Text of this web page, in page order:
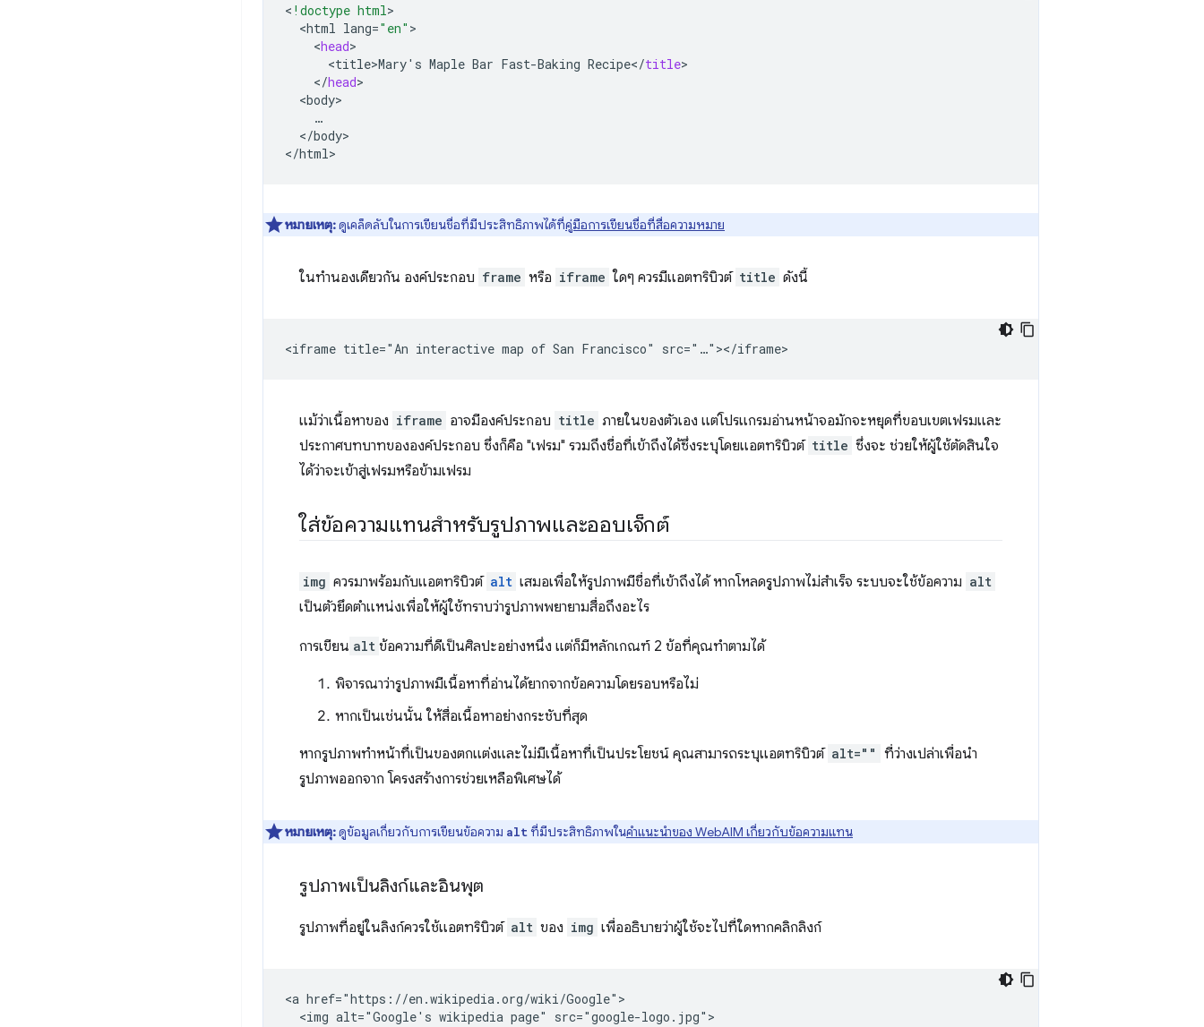
< !doctype html
<html lang="en"
<head
<title>Mary' s Maple Bar Fast-Baking Recipe</title
</head
<body
</body>
</html
หมายเหตุ:ดูเคล็ดลับในการเขียนชื่อที่มีประสิทธิภาพได้ที่คู่มือการเขียนชื่อที่สื่อความหมาย
ในทำนองเดียวกัน องค์ประกอบ frame หรือ iframe ใดๆ ควรมีแอตทริบิวต์ title ดังนี้
แม้ว่าเนื้อหาของ iframe อาจมีองค์ประกอบ title ภายในของตัวเอง แต่โปรแกรมอ่านหน้าจอมักจะหยุดที่ขอบเขตเฟรมและ
ประกาศบทบาทขององค์ประกอบ ซึ่งก็คือ "เฟรม" รวมถึงชื่อที่เข้าถึงได้ซึ่งระบุโดยแอตทริบิวต์ title ซึ่งจะ ช่วยให้ผู้ใช้ตัดสินใจ
ได้ว่าจะเข้าสู่เฟรมหรือข้ามเฟรม
ใส่ข้อความแทนสำหรับรูปภาพและออบเจ็กต์
img ควรมาพร้อมกับแอตทริบิวต์ alt เสมอเพื่อให้รูปภาพมีชื่อที่เข้าถึงได้ หากโหลดรูปภาพไม่สำเร็จ ระบบจะใช้ข้อความ alt
เป็นตัวยึดตำแหน่งเพื่อให้ผู้ใช้ทราบว่ารูปภาพพยายามสื่อถึงอะไร
การเขียน alt ข้อความที่ดีเป็นศิลปะอย่างหนึ่ง แต่ก็มีหลักเกณฑ์ 2 ข้อที่คุณทำตามได้
พิจารณาว่ารูปภาพมีเนื้อหาที่อ่านได้ยากจากข้อความโดยรอบหรือไม่
หากเป็นเช่นนั้น ให้สื่อเนื้อหาอย่างกระชับที่สุด
หากรูปภาพทำหน้าที่เป็นของตกแต่งและไม่มีเนื้อหาที่เป็นประโยชน์ คุณสามารถระบุแอตทริบิวต์ alt="" ที่ว่างเปล่าเพื่อนำ
รูปภาพออกจาก โครงสร้างการช่วยเหลือพิเศษได้
หมายเหตุ:ดูข้อมูลเกี่ยวกับการเขียนข้อความ alt ที่มีประสิทธิภาพในคำแนะนำของ WebAIM เกี่ยวกับข้อความแทน
รูปภาพเป็นลิงก์และอินพุต
รูปภาพที่อยู่ในลิงก์ควรใช้แอตทริบิวต์ alt ของ img เพื่ออธิบายว่าผู้ใช้จะไปที่ใดหากคลิกลิงก์
<a href="https://en.wikipedia.org/wiki/Google">
  <img alt="Google's wikipedia page" src="google-logo.jpg">